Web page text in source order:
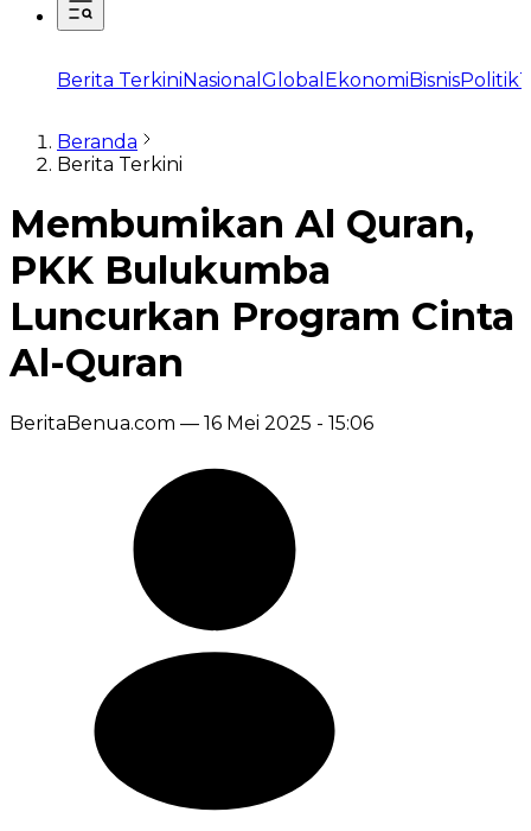
Berita TerkiniNasional Global EkonomiBisnisPolitik
Beranda
Berita Terkini
Membumikan Al Quran,
PKK Bulukumba
Luncurkan Program Cinta
Al-Quran
BeritaBenua.com — 16 Mei 2025 - 15:06